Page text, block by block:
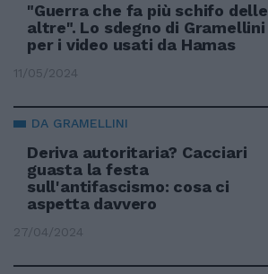
"Guerra che fa più schifo delle
altre". Lo sdegno di Gramellini
per i video usati da Hamas
11/05/2024
DA GRAMELLINI
Deriva autoritaria? Cacciari
guasta la festa
sull'antifascismo: cosa ci
aspetta davvero
27/04/2024